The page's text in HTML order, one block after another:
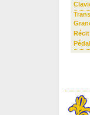
Récit